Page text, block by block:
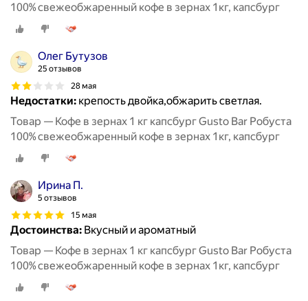
100% свежеобжаренный кофе в зернах 1кг, капсбург
Олег Бутузов
25 отзывов
28 мая
Недостатки: крепость двойка,обжарить светлая.
Товар — Кофе в зернах 1 кг капсбург Gusto Bar Робуста
100% свежеобжаренный кофе в зернах 1кг, капсбург
Ирина П.
5 отзывов
15 мая
Достоинства: Вкусный и ароматный
Товар — Кофе в зернах 1 кг капсбург Gusto Bar Робуста
100% свежеобжаренный кофе в зернах 1кг, капсбург